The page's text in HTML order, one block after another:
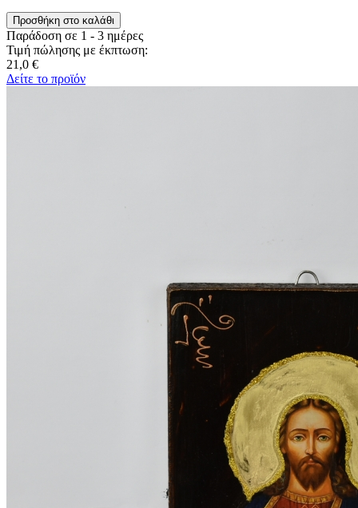
Παράδοση σε 1 - 3 ημέρες
Τιμή πώλησης με έκπτωση:
21,0 €
Δείτε το προϊόν